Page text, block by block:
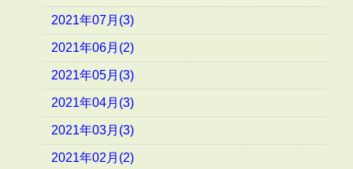
2021年07月(3)
2021年06月(2)
2021年05月(3)
2021年04月(3)
2021年03月(3)
2021年02月(2)